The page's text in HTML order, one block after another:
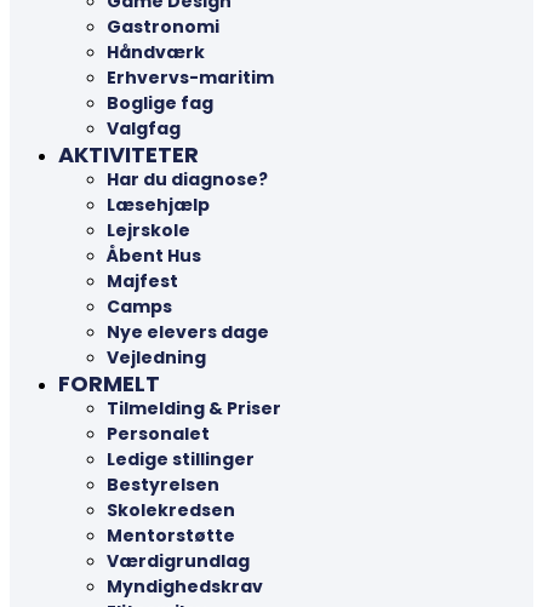
Gastronomi
Håndværk
Erhvervs-maritim
Boglige fag
Valgfag
AKTIVITETER
Har du diagnose?
Læsehjælp
Lejrskole
Åbent Hus
Majfest
Camps
Nye elevers dage
Vejledning
FORMELT
Tilmelding & Priser
Personalet
Ledige stillinger
Bestyrelsen
Skolekredsen
Mentorstøtte
Værdigrundlag
Myndighedskrav